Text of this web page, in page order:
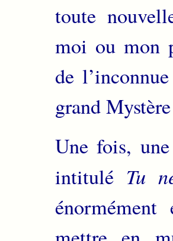
toute
moi ou mon
de
grand
Une fois,
intitulé Tu